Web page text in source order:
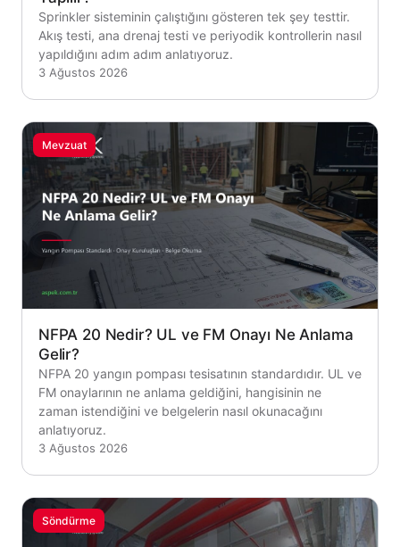
Sprinkler sisteminin çalıştığını gösteren tek şey testtir.
Akış testi, ana drenaj testi ve periyodik kontrollerin nasıl
yapıldığını adım adım anlatıyoruz.
3 Ağustos 2026
Mevzuat
NFPA 20 Nedir? UL ve FM Onayı Ne Anlama
Gelir?
NFPA 20 yangın pompası tesisatının standardıdır. UL ve
FM onaylarının ne anlama geldiğini, hangisinin ne
zaman istendiğini ve belgelerin nasıl okunacağını
anlatıyoruz.
3 Ağustos 2026
Söndürme